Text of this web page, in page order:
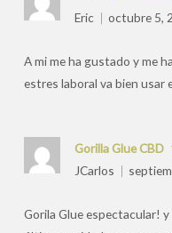
Eric
octubre 5,
A mi me ha gustado y me
estres laboral va bien usar
Gorilla Glue CBD
JCarlos
Gorila Glue espectacular! y